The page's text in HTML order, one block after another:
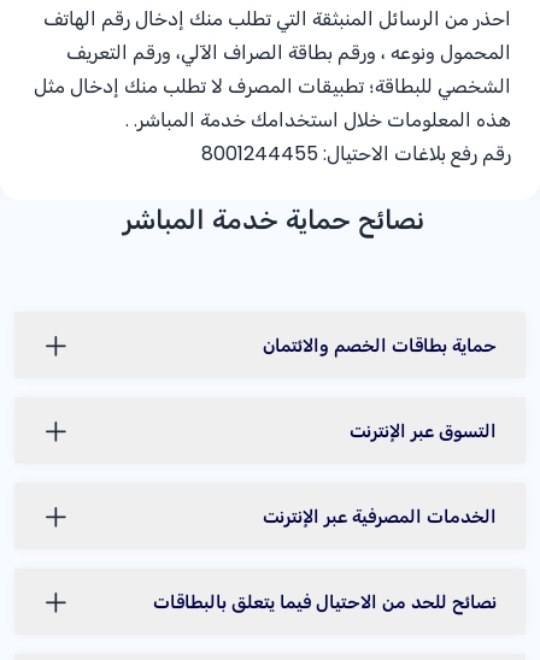
احذر من الرسائل المنبثقة التي تطلب منك إدخال رقم الهاتف
المحمول ونوعه ، ورقم بطاقة الصراف الآلي، ورقم التعريف
الشخصي للبطاقة؛ تطبيقات المصرف لا تطلب منك إدخال مثل
هذه المعلومات خلال استخدامك خدمة المباشر. .
رقم رفع بلاغات الاحتيال:8001244455
نصائح حماية خدمة المباشر
حماية بطاقات الخصم والائتمان
التسوق عبر الإنترنت
الخدمات المصرفية عبر الإنترنت
نصائح للحد من الاحتيال فيما يتعلق بالبطاقات